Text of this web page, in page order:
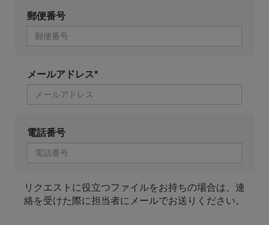
郵便番号
メールアドレス*
電話番号
リクエストに役立つファイルをお持ちの場合は、連
絡を受けた際に担当者にメールでお送りください。